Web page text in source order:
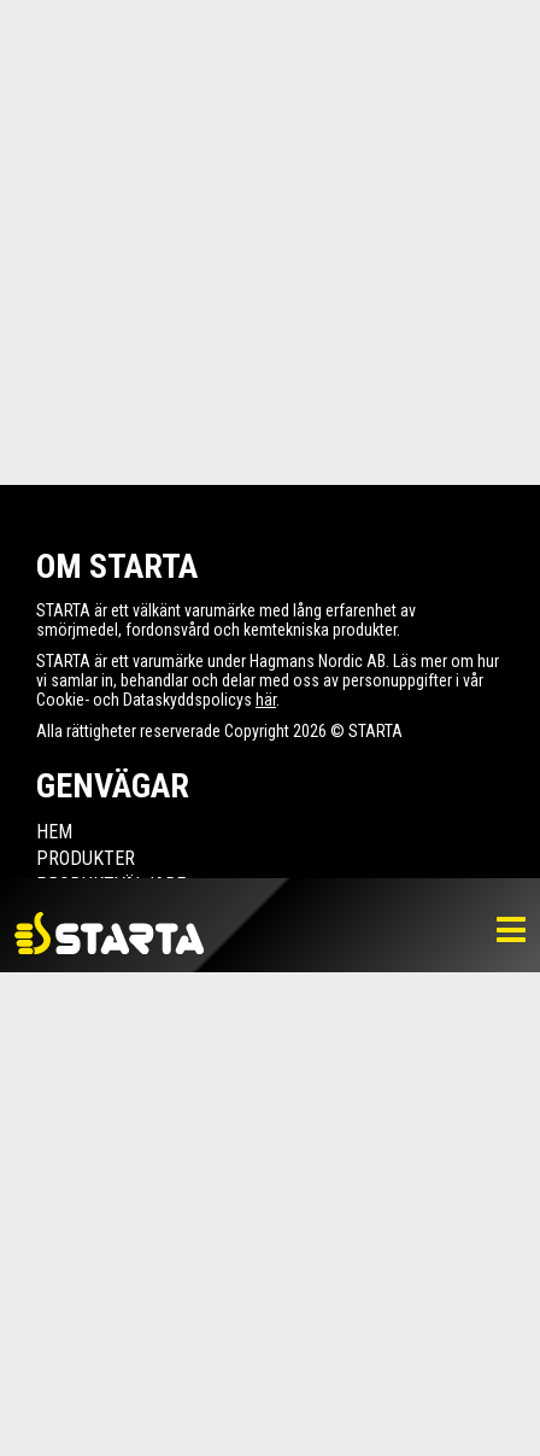
OM STARTA
STARTA är ett välkänt varumärke med lång erfarenhet av
smörjmedel, fordonsvård och kemtekniska produkter.
STARTA är ett varumärke under Hagmans Nordic AB. Läs mer om hur
vi samlar in, behandlar och delar med oss av personuppgifter i vår
Cookie- och Dataskyddspolicys här.
Alla rättigheter reserverade Copyright 2026 © STARTA
GENVÄGAR
HEM
PRODUKTER
PRODUKTVÄLJARE
HITTA ÅTERFÖRSÄLJARE
NYHETER